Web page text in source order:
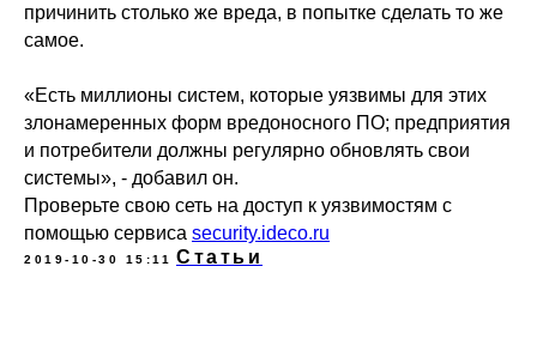
причинить столько же вреда, в попытке сделать то же
самое.
«Есть миллионы систем, которые уязвимы для этих
злонамеренных форм вредоносного ПО; предприятия
и потребители должны регулярно обновлять свои
системы», - добавил он.
Проверьте свою сеть на доступ к уязвимостям с
помощью сервиса security.ideco.ru
2019-10-30 15:11 Статьи
Youtube
Rutube
MAX
Создаем вместе
Ideco NGFW